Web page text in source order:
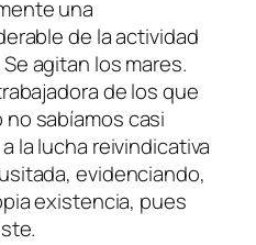
una
de la actividad
Se agitan los mares.
de los que
sabíamos casi
la lucha reivindicativa
evidenciando,
existencia, pues